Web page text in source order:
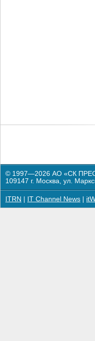
© 1997—2026 АО «СК
109147 г. Москва, ул.
ITRN IT Channel News